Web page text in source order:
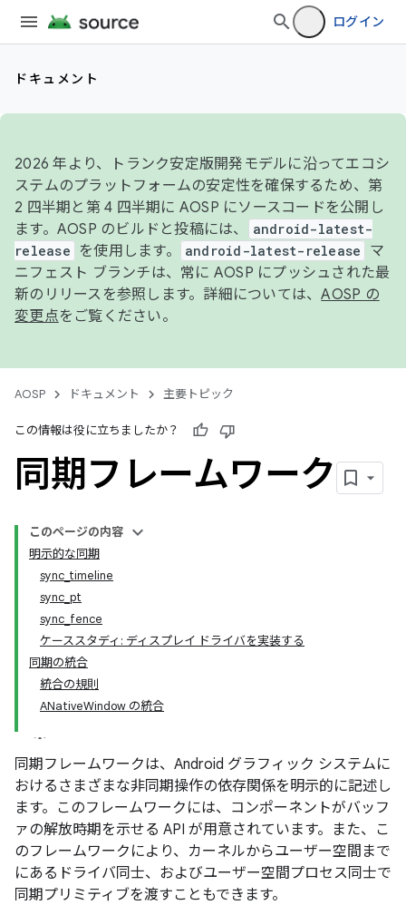
ログイン
ドキュメント
2026 年より、トランク安定版開発モデルに沿ってエコシ
ステムのプラットフォームの安定性を確保するため、第
2 四半期と第 4 四半期に AOSP にソースコードを公開し
ます。AOSP のビルドと投稿には、
android-latest-
release
を使用します。 android-latest-release
マ
ニフェスト ブランチは、常に AOSP にプッシュされた最
新のリリースを参照します。詳細については、AOSP の
変更点をご覧ください。
AOSP ドキュメント 主要トピック
この情報は役に立ちましたか？
同期フレームワーク
このページの内容
明示的な同期
sync_timeline
sync_pt
sync_fence
ケーススタディ: ディスプレイ ドライバを実装する
同期の統合
統合の規則
ANativeWindow の統合
同期フレームワークは、Android グラフィック システムに
おけるさまざまな非同期操作の依存関係を明示的に記述し
ます。このフレームワークには、コンポーネントがバッフ
ァの解放時期を示せる API が用意されています。また、こ
のフレームワークにより、カーネルからユーザー空間まで
にあるドライバ同士、およびユーザー空間プロセス同士で
同期プリミティブを渡すこともできます。